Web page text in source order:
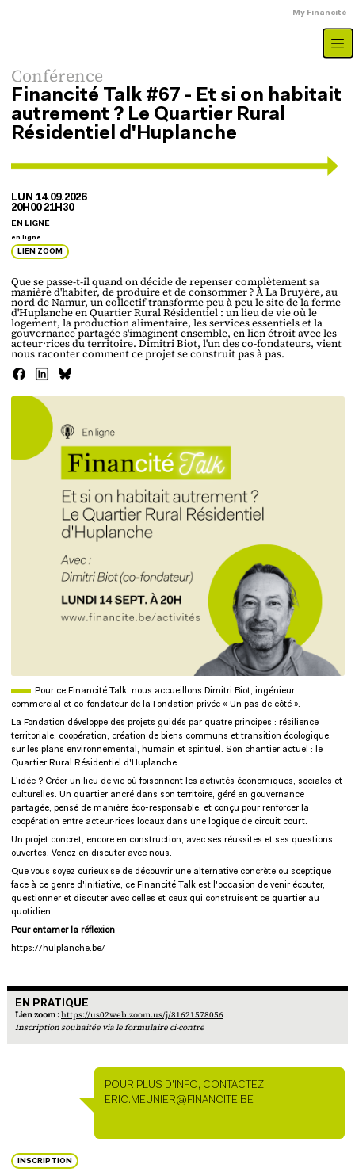
My Financité
Type d'évenement
Conférence
Financité Talk #67 - Et si on habitait
autrement ? Le Quartier Rural
Résidentiel d'Huplanche
LUN 14.09.2026
20H00 21H30
EN LIGNE
Adresse
en ligne
LIEN ZOOM
Que se passe-t-il quand on décide de repenser complètement sa
manière d'habiter, de produire et de consommer ? À La Bruyère, au
nord de Namur, un collectif transforme peu à peu le site de la ferme
d'Huplanche en Quartier Rural Résidentiel : un lieu de vie où le
logement, la production alimentaire, les services essentiels et la
gouvernance partagée s'imaginent ensemble, en lien étroit avec les
acteur·rices du territoire. Dimitri Biot, l'un des co-fondateurs, vient
nous raconter comment ce projet se construit pas à pas.
INSCRIPTION
image de gabarit
Pour ce Financité Talk, nous accueillons Dimitri Biot, ingénieur
commercial et co-fondateur de la Fondation privée « Un pas de côté ».
La Fondation développe des projets guidés par quatre principes : résilience
territoriale, coopération, création de biens communs et transition écologique,
sur les plans environnemental, humain et spirituel. Son chantier actuel : le
Quartier Rural Résidentiel d'Huplanche.
L'idée ? Créer un lieu de vie où foisonnent les activités économiques, sociales et
culturelles. Un quartier ancré dans son territoire, géré en gouvernance
partagée, pensé de manière éco-responsable, et conçu pour renforcer la
coopération entre acteur·rices locaux dans une logique de circuit court.
Un projet concret, encore en construction, avec ses réussites et ses questions
ouvertes. Venez en discuter avec nous.
Que vous soyez curieux·se de découvrir une alternative concrète ou sceptique
face à ce genre d'initiative, ce Financité Talk est l'occasion de venir écouter,
questionner et discuter avec celles et ceux qui construisent ce quartier au
quotidien.
Pour entamer la réflexion
https://hulplanche.be/
EN PRATIQUE
En pratique
Lien zoom :https://us02web.zoom.us/j/81621578056
Inscription souhaitée via le formulaire ci-contre
POUR PLUS D'INFO, CONTACTEZ
PERSONNE DE CONTACT
ERIC.MEUNIER@FINANCITE.BE